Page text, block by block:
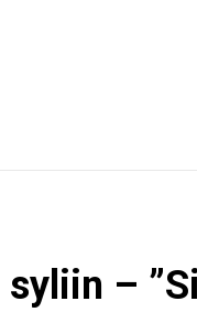
–